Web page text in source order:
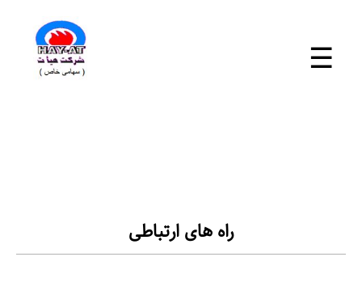
×
خدمات
آموزش
☰
راه های ارتباطی